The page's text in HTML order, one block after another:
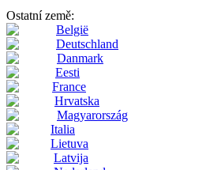
Ostatní země:
België
Deutschland
Danmark
Eesti
France
Hrvatska
Magyarország
Italia
Lietuva
Latvija